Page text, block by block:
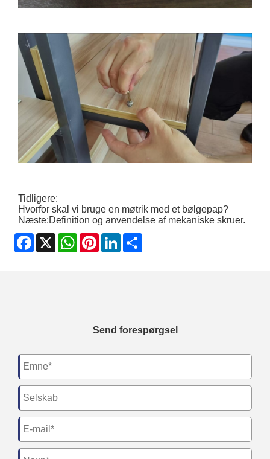
Tidligere:
Hvorfor skal vi bruge en møtrik med et bølgepap?
Næste:Definition og anvendelse af mekaniske skruer.
Facebook
X WhatsApp
PinterestLinkedIn
Send forespørgsel